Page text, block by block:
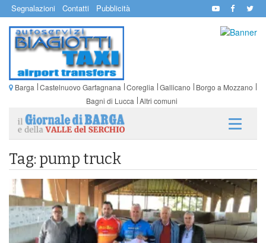
Segnalazioni Contatti Pubblicità
Barga Castelnuovo Garfagnana Coreglia Gallicano
Borgo a Mozzano
Bagni di Lucca Altri comuni
Tag: pump truck